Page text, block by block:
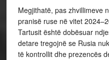
Megjithatë, pas zhvillimeve
pranisë ruse në vitet
Tartusit është dobësuar
detare tregojnë se Rusia
të kontrollit dhe prezencës